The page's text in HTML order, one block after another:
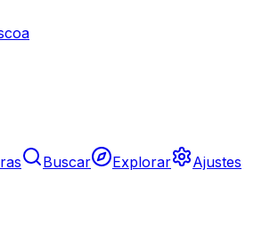
Buscar Explorar Ajustes